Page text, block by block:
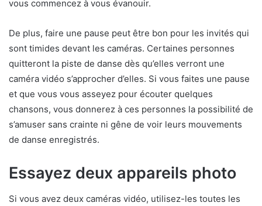
vous commencez à vous évanouir.
De plus, faire une pause peut être bon pour les invités qui
sont timides devant les caméras. Certaines personnes
quitteront la piste de danse dès qu’elles verront une
caméra vidéo s’approcher d’elles. Si vous faites une pause
et que vous vous asseyez pour écouter quelques
chansons, vous donnerez à ces personnes la possibilité de
s’amuser sans crainte ni gêne de voir leurs mouvements
de danse enregistrés.
Essayez deux appareils photo
Si vous avez deux caméras vidéo, utilisez-les toutes les